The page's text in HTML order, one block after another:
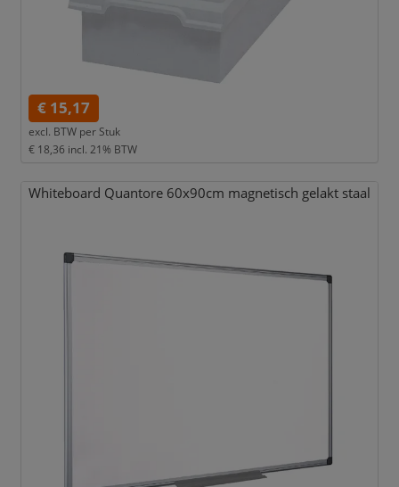
€ 15,17
excl. BTW per Stuk
€ 18,36 incl. 21% BTW
Whiteboard Quantore 60x90cm magnetisch gelakt staal